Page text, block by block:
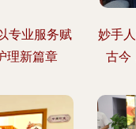
专业服务赋
理新篇章
妙手
古今